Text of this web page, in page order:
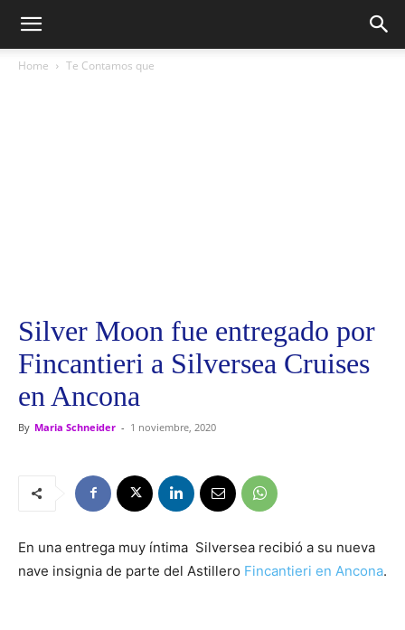
Home Te Contamos que
Silver Moon fue entregado por
Fincantieri a Silversea Cruises
en Ancona
By Maria Schneider - 1 noviembre, 2020
En una entrega muy íntima Silversea recibió a su nueva
nave insignia de parte del Astillero Fincantieri en Ancona.